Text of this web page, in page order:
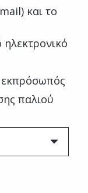
και το
εκπρόσωπός
παλιού